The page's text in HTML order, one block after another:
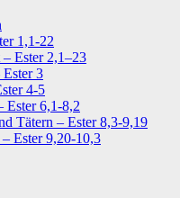
1,1-22
Ester 2,1–23
3
4-5
Ester 6,1-8,2
Tätern – Ester 8,3-9,19
Ester 9,20-10,3